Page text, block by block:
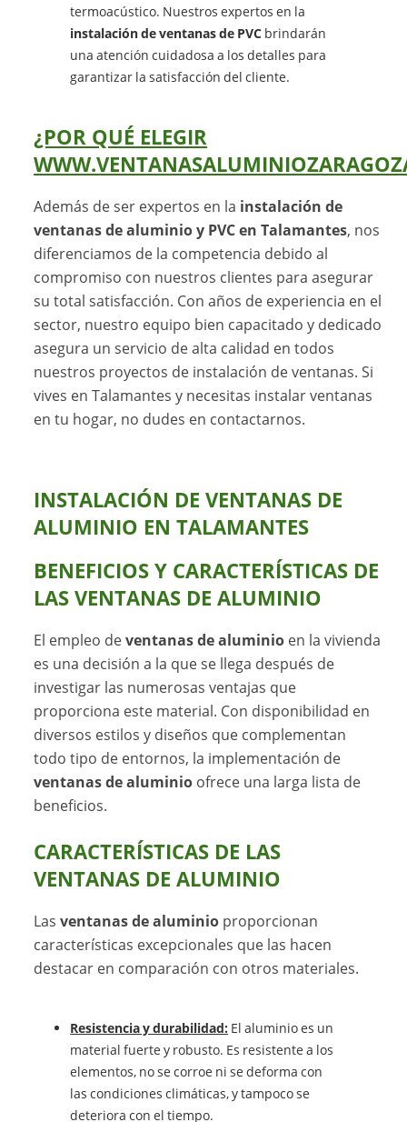
termoacústico. Nuestros expertos en la
instalación de ventanas de PVC brindarán
una atención cuidadosa a los detalles para
garantizar la satisfacción del cliente.
¿POR QUÉ ELEGIR
Además de ser expertos en la instalación de
ventanas de aluminio y PVC en Talamantes, nos
diferenciamos de la competencia debido al
compromiso con nuestros clientes para asegurar
su total satisfacción. Con años de experiencia en el
sector, nuestro equipo bien capacitado y dedicado
asegura un servicio de alta calidad en todos
nuestros proyectos de instalación de ventanas. Si
vives en Talamantes y necesitas instalar ventanas
en tu hogar, no dudes en contactarnos.
INSTALACIÓN DE VENTANAS DE
ALUMINIO EN TALAMANTES
BENEFICIOS Y CARACTERÍSTICAS DE
LAS VENTANAS DE ALUMINIO
El empleo deventanas de aluminio en la vivienda
es una decisión a la que se llega después de
investigar las numerosas ventajas que
proporciona este material. Con disponibilidad en
diversos estilos y diseños que complementan
todo tipo de entornos, la implementación de
ventanas de aluminio ofrece una larga lista de
beneficios.
CARACTERÍSTICAS DE LAS
VENTANAS DE ALUMINIO
Lasventanas de aluminio proporcionan
características excepcionales que las hacen
destacar en comparación con otros materiales.
Resistencia y durabilidad: El aluminio es un
material fuerte y robusto. Es resistente a los
elementos, no se corroe ni se deforma con
las condiciones climáticas, y tampoco se
deteriora con el tiempo.